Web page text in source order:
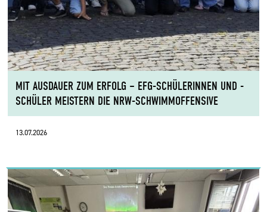
MIT AUSDAUER ZUM ERFOLG – EFG-SCHÜLERINNEN UND -
SCHÜLER MEISTERN DIE NRW-SCHWIMMOFFENSIVE
13.07.2026